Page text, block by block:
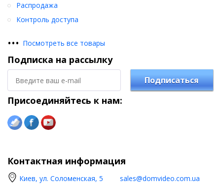
Распродажа
Контроль доступа
••• Посмотреть все товары
Подписка на рассылку
Подписаться
Присоединяйтесь к нам:
Контактная информация
Киев, ул. Соломенская, 5 sales@domvideo.com.ua